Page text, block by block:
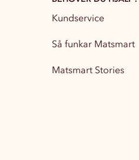
Partytillbehör
Kundservice
Så funkar Matsmart
Matsmart Stories